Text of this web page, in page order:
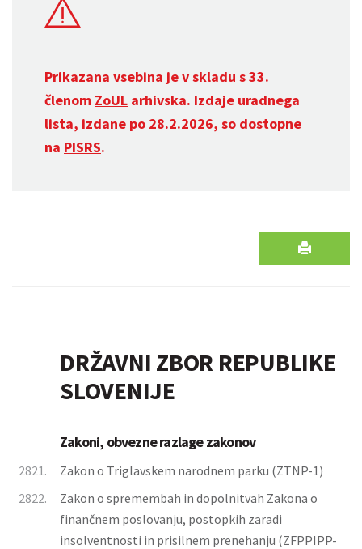
Prikazana vsebina je v skladu s 33.
členom ZoUL arhivska. Izdaje uradnega
lista, izdane po 28.2.2026, so dostopne
na PISRS.
DRŽAVNI ZBOR REPUBLIKE
SLOVENIJE
Zakoni, obvezne razlage zakonov
2821.
Zakon o Triglavskem narodnem parku (ZTNP-1)
2822.
Zakon o spremembah in dopolnitvah Zakona o
finančnem poslovanju, postopkih zaradi
insolventnosti in prisilnem prenehanju (ZFPPIPP-